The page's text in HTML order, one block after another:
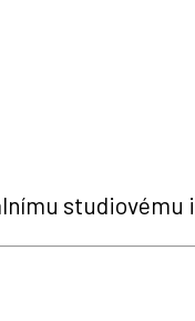
studiovému